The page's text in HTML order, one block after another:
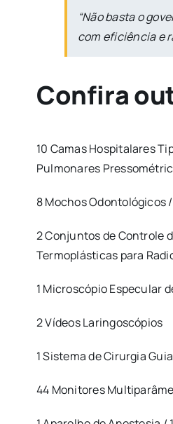
“Não basta o
com eficiência e
Confira
10 Camas Hospitalares
Pulmonares
8 Mochos Odontológicos
2 Conjuntos de Controle
Termoplásticas para
1 Microscópio Especular
2 Vídeos Laringoscópios
1 Sistema de Cirurgia
44 Monitores